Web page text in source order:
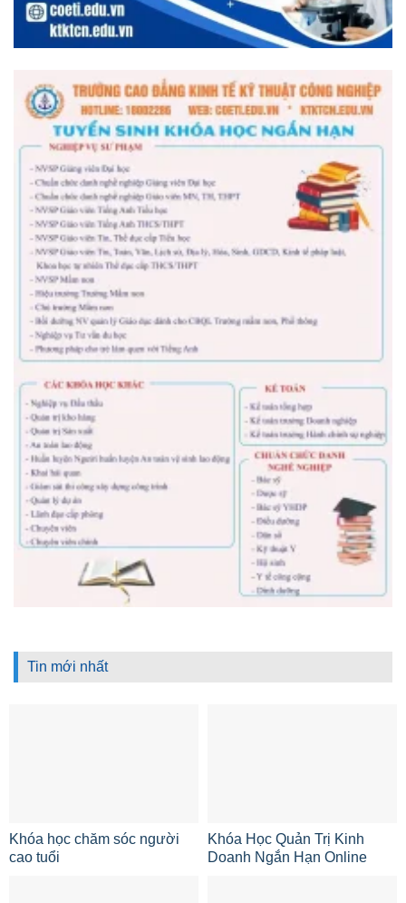
Tin mới nhất
Khóa học chăm sóc người
cao tuổi
Khóa Học Quản Trị Kinh
Doanh Ngắn Hạn Online